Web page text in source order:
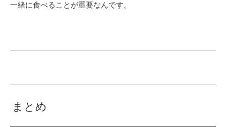
一緒に食べることが重要なんです。
まとめ